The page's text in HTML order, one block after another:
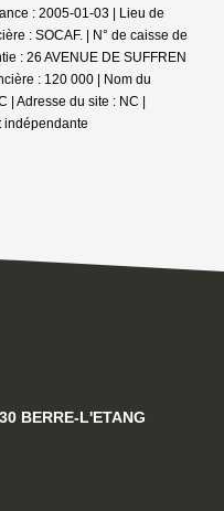
: 2005-01-03 | Lieu de
: SOCAF. | N° de caisse de
: 26 AVENUE DE SUFFREN
: 120 000 | Nom du
| Adresse du site : NC |
indépendante
BERRE-L'ETANG